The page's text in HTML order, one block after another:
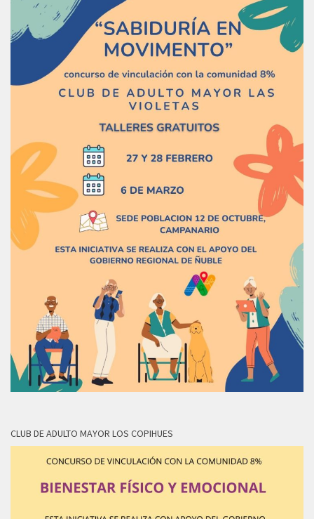
CLUB DE ADULTO MAYOR LOS COPIHUES